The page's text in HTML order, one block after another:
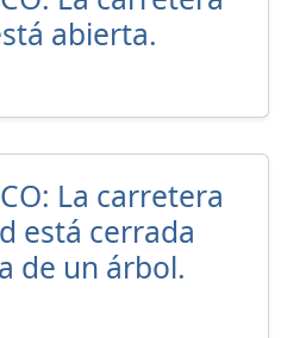
abierta.
La carretera
está cerrada
de un árbol.